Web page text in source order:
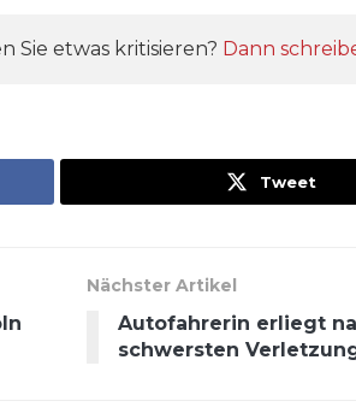
Sie etwas kritisieren? Dann
Tweet
Nächster Artikel
Autofahrerin erliegt
schwersten